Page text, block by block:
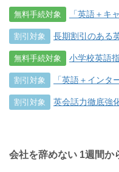
無料手続対象 「英語＋キ
割引対象 長期割引のある
無料手続対象 小学校英語
割引対象 「英語＋インタ
割引対象 英会話力徹底強
会社を辞めない 1週間か